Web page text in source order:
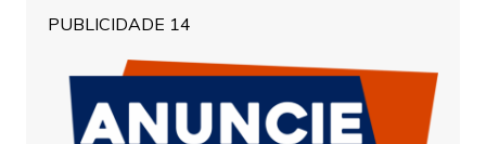
PUBLICIDADE 14